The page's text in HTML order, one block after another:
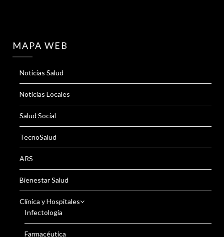
MAPA WEB
Noticias Salud
Noticias Locales
Salud Social
TecnoSalud
ARS
Bienestar Salud
Clínica y Hospitales
Infectología
Farmacéutica